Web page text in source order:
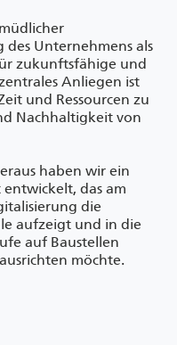
Unternehmens als
zukunftsfähige und
Anliegen ist
und Ressourcen zu
Nachhaltigkeit von
haben wir ein
das am
die
aufzeigt und in die
auf Baustellen
möchte.